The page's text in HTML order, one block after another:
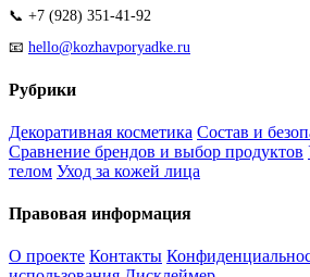
📞 +7 (928) 351-41-92
📧 hello@kozhavporyadke.ru
Рубрики
Декоративная косметика Состав и
Сравнение брендов и выбор продуктов
телом Уход за кожей лица
Правовая информация
О проекте Контакты